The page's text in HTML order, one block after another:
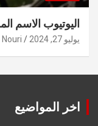
اليوتيوب الاسم
يوليو 27, 2024
اخر المواضيع